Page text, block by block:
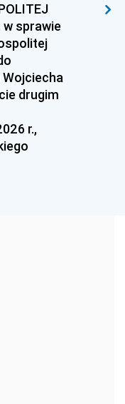
1994
1991
1985
1979
w sprawie
drugim
r.,